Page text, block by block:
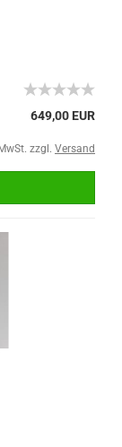
649,00 EUR
zzgl. Versand